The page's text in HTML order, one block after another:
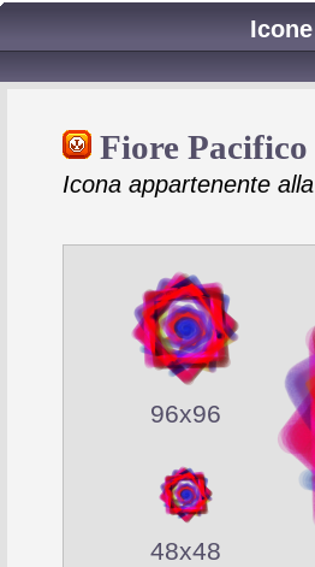
Fiore
Icona appartenente
96x96
48x48